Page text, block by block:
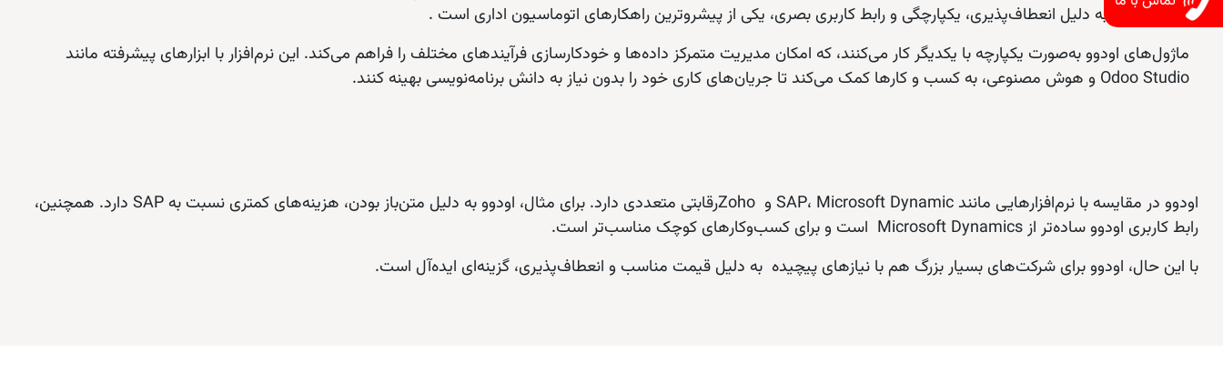
جهان، اودوو به دلیل انعطاف‌پذیری، یکپارچگی و رابط کاربری بصری، یکی از پیشروترین راهکارهای اتوماسیون اداری است .
ماژول‌های اودوو به‌صورت یکپارچه با یکدیگر کار می‌کنند، که امکان مدیریت متمرکز داده‌ها و خودکارسازی فرآیندهای مختلف را فراهم می‌کند. این نرم‌افزار با ابزارهای پیشرفته مانند
Odoo Studio و هوش مصنوعی، به کسب‌ و کارها کمک می‌کند تا جریان‌های کاری خود را بدون نیاز به دانش برنامه‌نویسی بهینه کنند.
اودوو در مقایسه با نرم‌افزارهایی مانند SAP، Microsoft Dynamic و Zohoرقابتی متعددی دارد. برای مثال، اودوو به دلیل متن‌باز بودن، هزینه‌های کمتری نسبت به SAP دارد. همچنین،
رابط کاربری اودوو ساده‌تر از Microsoft Dynamics است و برای کسب‌وکارهای کوچک مناسب‌تر است.
با این حال، اودوو برای شرکت‌های بسیار بزرگ هم با نیازهای پیچیده به دلیل قیمت مناسب و انعطاف‌پذیری، گزینه‌ای ایده‌آل است.